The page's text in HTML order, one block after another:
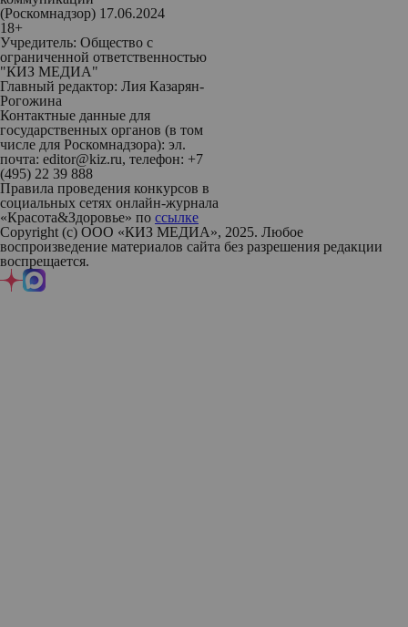
(Роскомнадзор) 17.06.2024
18+
Учредитель: Общество с
ограниченной ответственностью
"КИЗ МЕДИА"
Главный редактор: Лия Казарян-
Рогожина
Контактные данные для
государственных органов (в том
числе для Роскомнадзора): эл.
почта: editor@kiz.ru, телефон: +7
(495) 22 39 888
Правила проведения конкурсов в
социальных сетях онлайн-журнала
«Красота&Здоровье» по ссылке
Copyright (с) ООО «КИЗ МЕДИА», 2025. Любое
воспроизведение материалов сайта без разрешения редакции
воспрещается.